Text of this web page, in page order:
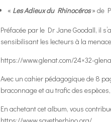
« Les Adieux du Rhinocéros» de
Préfacée par le Dr Jane Goodall, il
sensibilisant les lecteurs à la
https://www.glenat.com/24×32-
Avec un cahier pédagogique de 8
braconnage et au trafic des
En achetant cet album, vous